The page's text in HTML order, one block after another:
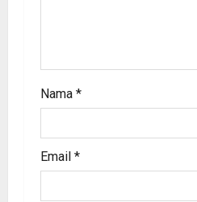
Nama *
Email *